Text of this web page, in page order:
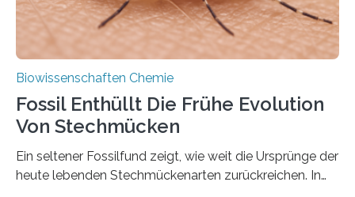
Biowissenschaften Chemie
Fossil Enthüllt Die Frühe Evolution
Von Stechmücken
Ein seltener Fossilfund zeigt, wie weit die Ursprünge der
heute lebenden Stechmückenarten zurückreichen. In